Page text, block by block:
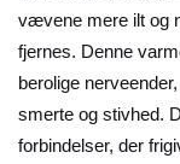
vævene mere ilt og
fjernes. Denne
berolige
smerte og stivhed.
forbindelser, der